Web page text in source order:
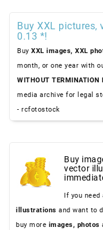
Buy XXL pictures,
0.13 *!
Buy XXL images, XXL
month, or one year with
WITHOUT TERMINATION
media archive for legal
- rcfotostock
Buy
vector
If you
illustrations and want to
buy more images, photos